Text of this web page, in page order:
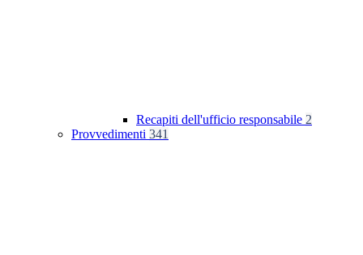
Recapiti dell'ufficio responsabile 2
Provvedimenti 341